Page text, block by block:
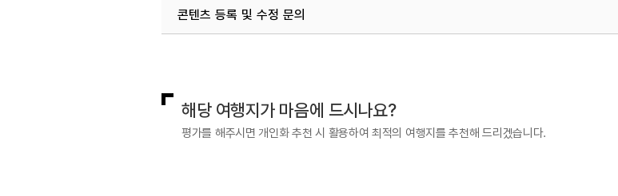
콘텐츠 등록 및 수정 문의
해당 여행지가 마음에 드시나요?
평가를 해주시면 개인화 추천 시 활용하여 최적의 여행지를 추천해 드리겠습니다.